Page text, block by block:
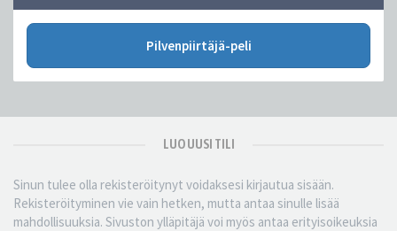
Pilvenpiirtäjä-peli
LUO UUSI TILI
Sinun tulee olla rekisteröitynyt voidaksesi kirjautua sisään.
Rekisteröityminen vie vain hetken, mutta antaa sinulle lisää
mahdollisuuksia. Sivuston ylläpitäjä voi myös antaa erityisoikeuksia